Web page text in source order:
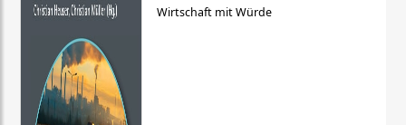
Wirtschaft mit Würde